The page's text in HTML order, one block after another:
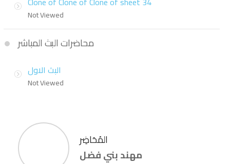
Not Viewed
محاضرات البث المباشر
البث الاول
Not Viewed
المُحَاضِر
مهند بني فضل